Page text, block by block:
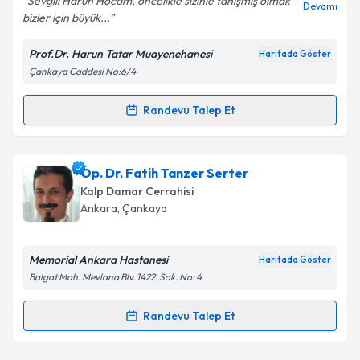
Kişisel verilerimin işlenmesine ilişkin
Aydınlatma
Metni'ni okudum ve kişisel verilerimin belirtilen
kapsamda işlenmesini kabul ediyorum.
bizler için büyük...
Devamı
Prof.Dr. Harun Tatar Muayenehanesi Haritada Göster
Çankaya Caddesi No:6/4
Randevu Talep Et
Randevu Takvimi Talebi
Prof. Dr. Harun Tatariçin randevu takvimi talebi
oluşturun. Size bu uzmandan randevu almanız için bir
takvim hazırlandığında e-posta ile bilgilendireceğiz.
Kişisel verilerimin işlenmesine ilişkin
Metni'ni okudum ve kişisel verilerimin belirtilen
Op. Dr. Fatih Tanzer Serter
Kalp Damar Cerrahisi
Ankara, Çankaya
Memorial Ankara Hastanesi Haritada Göster
Balgat Mah. Mevlana Blv. 1422. Sok. No: 4
Randevu Talep Et
Randevu Takvimi Talebi